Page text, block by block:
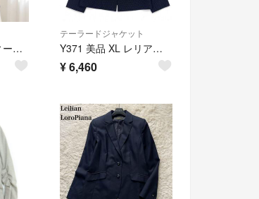
レリアン 11 レディース テーラードジャケット ジップアップ DMW
テーラードジャケット
Y371 美品 XL レリアン 大きいサイズ ドット柄 ジャケット レディース
¥6,460